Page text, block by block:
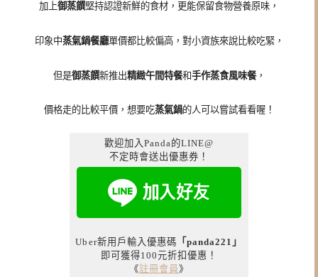
加上御蒸饌堅持認證新鮮的食材，更能保留食物營養原味，
印象中蒸氣鍋餐廳單價都比較偏高，對小資族來說比較吃緊，
但是御蒸饌新推出精緻午間特餐和手作蒸食風味餐，
價格走的比較平價，想要吃蒸氣鍋的人可以嘗試看看喔！
歡迎加入Panda的LINE@
不定時會送出優惠券！
Uber新用戶輸入優惠碼 「panda221」
即可獲得100元折扣優惠！
《註冊會員 》